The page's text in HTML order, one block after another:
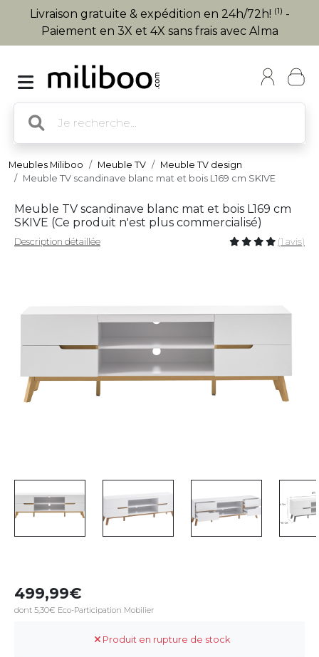
Livraison gratuite & expédition en 24h/72h! (1) -
Paiement en 3X et 4X sans frais avec Alma
Meubles Miliboo Meuble TV
Meuble TV design
Meuble TV scandinave blanc mat et bois L169 cm SKIVE
Meuble TV scandinave blanc mat et bois L169 cm
SKIVE (Ce produit n'est plus commercialisé)
Description détaillée (1 avis)
499,99
dont 5,30€ Eco-Participation Mobilier
Produit en rupture de stock